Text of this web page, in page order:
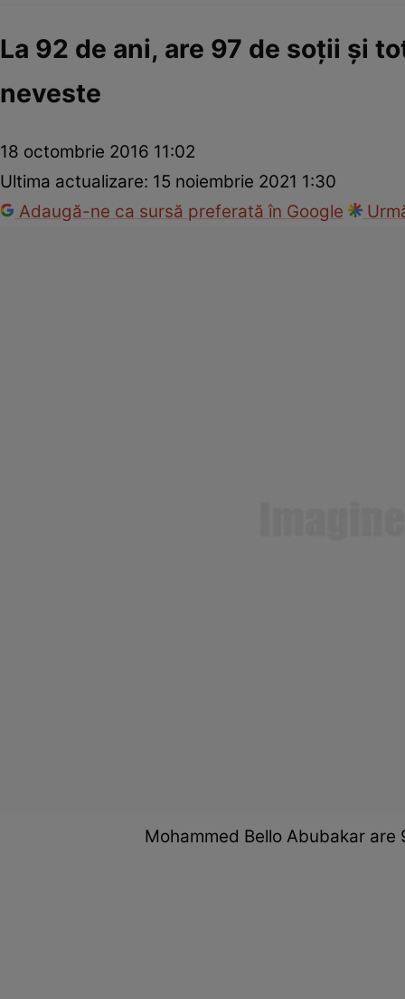
La 92 de ani, are 97 de soții și
neveste
18 octombrie 2016 11:02
Ultima actualizare: 15 noiembrie 2021 1:30
Adaugă-ne ca sursă preferată în Google
Mohammed Bello Abubakar